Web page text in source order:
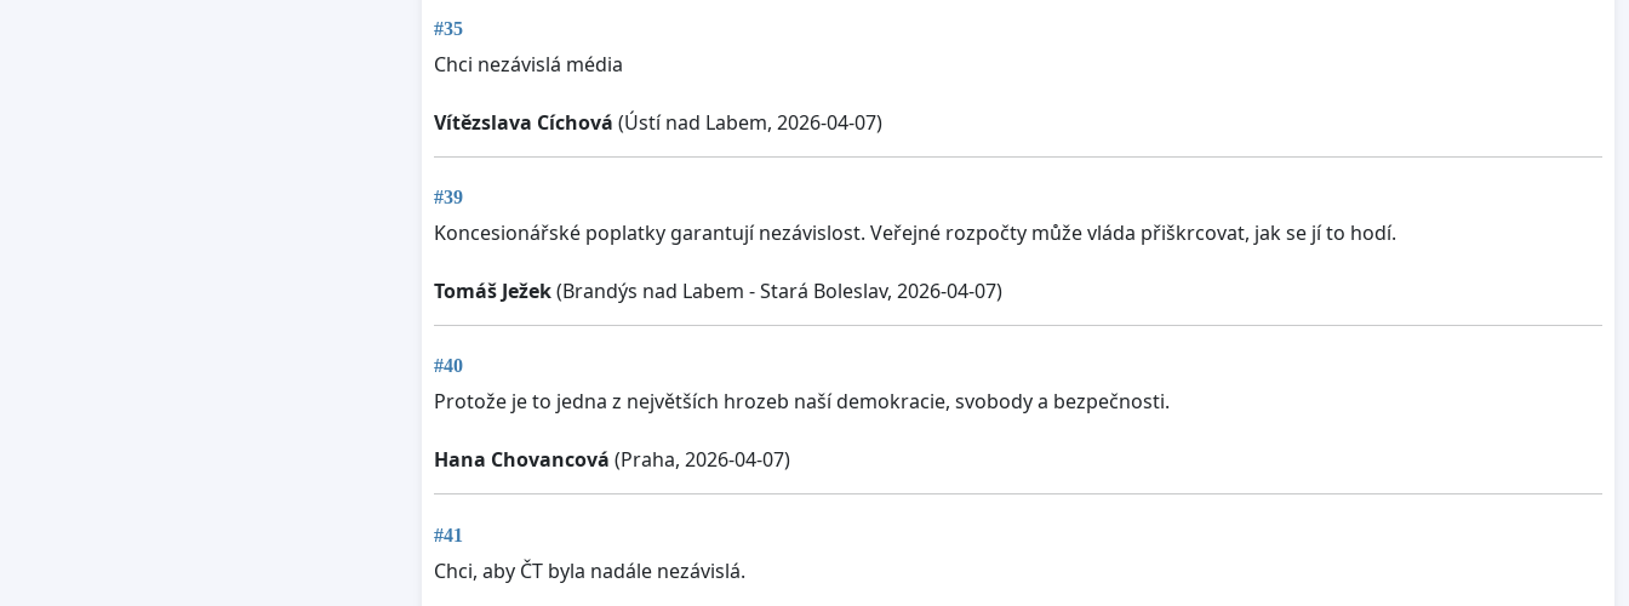
#35
Chci nezávislá média
Vítězslava Cíchová (Ústí nad Labem, 2026-04-07)
#39
Koncesionářské poplatky garantují nezávislost. Veřejné rozpočty může vláda přiškrcovat, jak se jí to hodí.
Tomáš Ježek(Brandýs nad Labem - Stará Boleslav, 2026-04-07)
#40
Protože je to jedna z největších hrozeb naší demokracie, svobody a bezpečnosti.
Hana Chovancová (Praha, 2026-04-07)
#41
Chci, aby ČT byla nadále nezávislá.